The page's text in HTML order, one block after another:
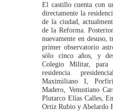
El castillo cuenta con
directamente la
de la ciudad,
de la Reforma.
nuevamente en desuso,
primer observatorio
sólo cinco años, y
Colegio Militar,
residencia
Maximiliano I,
Madero, Venustiano
Plutarco Elías Calles,
Ortiz Rubio y Abelardo